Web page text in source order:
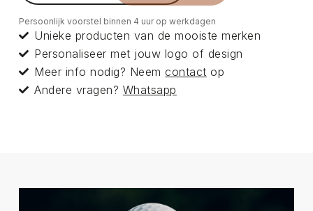
Persoonlijk voorstel binnen 4 uur op werkdagen
Unieke producten van de mooiste merken
Personaliseer met jouw logo of design
Meer info nodig? Neemcontact op
Andere vragen? Whatsapp